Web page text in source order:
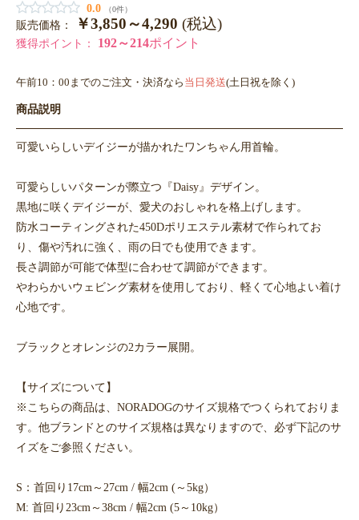
0.0
（0件）
販売価格： ￥3,850～4,290 (税込)
獲得ポイント： 192～214ポイント
午前10：00までのご注文・決済なら 当日発送(土日祝を除く)
商品説明
可愛いらしいデイジーが描かれたワンちゃん用首輪。
可愛らしいパターンが際立つ『Daisy』デザイン。
黒地に咲くデイジーが、愛犬のおしゃれを格上げします。
防水コーティングされた450Dポリエステル素材で作られてお
り、傷や汚れに強く、雨の日でも使用できます。
長さ調節が可能で体型に合わせて調節ができます。
やわらかいウェビング素材を使用しており、軽くて心地よい着け
心地です。
ブラックとオレンジの2カラー展開。
【サイズについて】
※こちらの商品は、NORADOGのサイズ規格でつくられておりま
す。他ブランドとのサイズ規格は異なりますので、必ず下記のサ
イズをご参照ください。
S：首回り17cm～27cm / 幅2cm (～5kg）
M: 首回り23cm～38cm / 幅2cm (5～10kg）